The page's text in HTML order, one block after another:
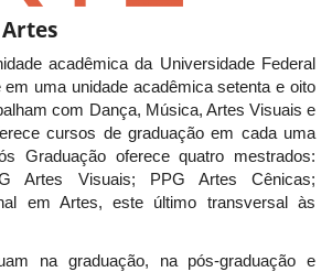
acadêmica da Universidade Federal
em uma unidade acadêmica setenta e oito
com Dança, Música, Artes Visuais e
cursos de graduação em cada uma
Graduação oferece quatro mestrados:
Artes Visuais; PPG Artes Cênicas;
em Artes, este último transversal às
na graduação, na pós-graduação e